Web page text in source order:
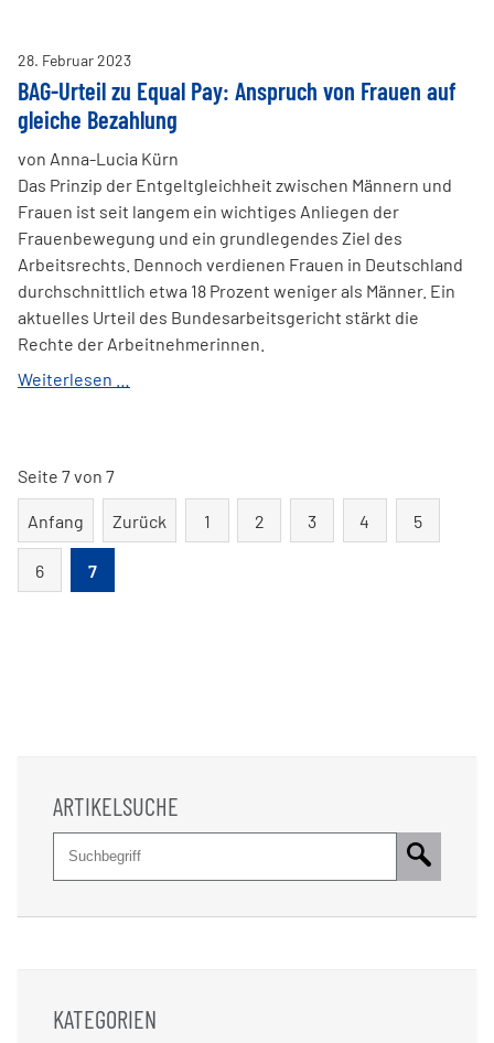
Anspruch
auf
höheren
Lohn?
28. Februar2023
BAG-Urteil zu Equal Pay: Anspruch von Frauen auf
gleiche Bezahlung
von Anna-Lucia Kürn
Das Prinzip der Entgeltgleichheit zwischen Männern und
Frauen ist seit langem ein wichtiges Anliegen der
Frauenbewegung und ein grundlegendes Ziel des
Arbeitsrechts. Dennoch verdienen Frauen in Deutschland
durchschnittlich etwa 18 Prozent weniger als Männer. Ein
aktuelles Urteil des Bundesarbeitsgericht stärkt die
Rechte der Arbeitnehmerinnen.
Weiterlesen …
von
Seite 7 von 7
Anfang Zurück 1 2 3 4 5
6 7
ARTIKELSUCHE
Suchbegriff
KATEGORIEN